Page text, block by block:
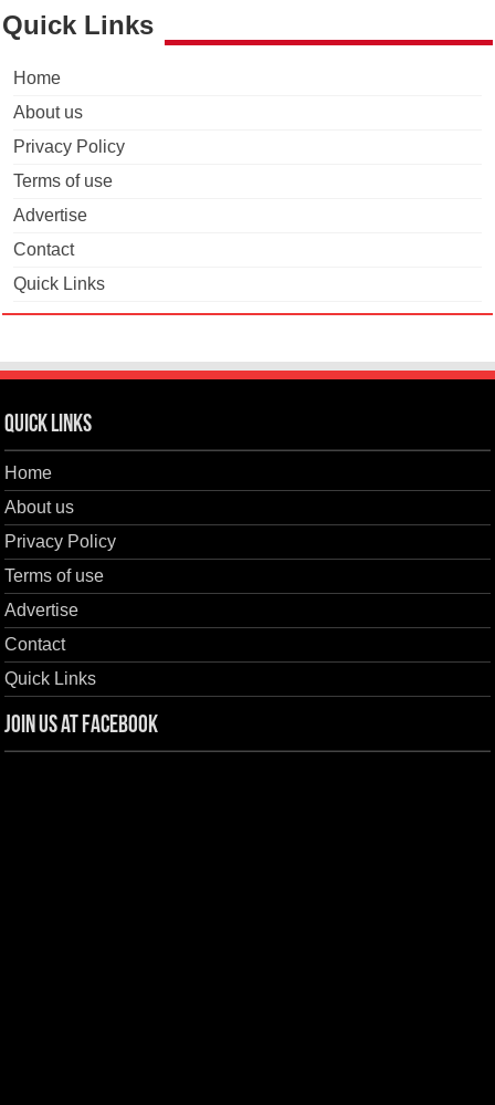
Quick Links
Home
About us
Privacy Policy
Terms of use
Advertise
Contact
Quick Links
Quick Links
Home
About us
Privacy Policy
Terms of use
Advertise
Contact
Quick Links
Join us at Facebook